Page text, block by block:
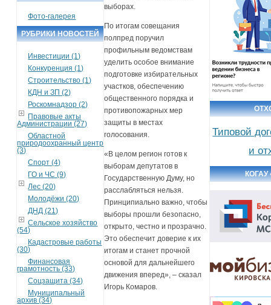
Фото-галерея
РУБРИКИ НОВОСТЕЙ
Инвестиции (1)
Конкуренция (1)
Строительство (1)
КДН и ЗП (2)
Роскомнадзор (2)
Правовые акты
Администрации (27)
Областной
природоохранный центр
(3)
Спорт (4)
ГО и ЧС (9)
Лес (20)
Молодёжи (20)
ДНД (21)
Сельское хозяйство
(54)
Кадастровые работы
(30)
Финансовая
грамотность (33)
Соцзащита (34)
Муниципальный
архив (34)
выборах.
По итогам совещания
полпред поручил
профильным ведомствам
уделить особое внимание
подготовке избирательных
участков, обеспечению
общественного порядка и
противопожарных мер
защиты в местах
голосования.
«В целом регион готов к
выборам депутатов в
Государственную Думу, но
расслабляться нельзя.
Принципиально важно, чтобы
выборы прошли безопасно,
открыто, честно и прозрачно.
Это обеспечит доверие к их
итогам и станет прочной
основой для дальнейшего
движения вперед», – сказал
Игорь Комаров.
Типовой
и